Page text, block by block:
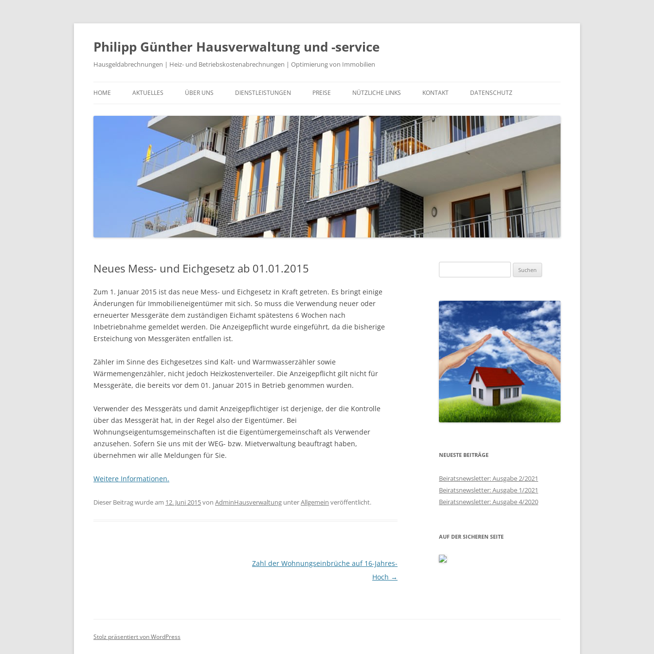
Philipp Günther Hausverwaltung und -service
Hausgeldabrechnungen | Heiz- und Betriebskostenabrechnungen | Optimierung von Immobilien
Inhalt
HOME AKTUELLES ÜBER UNS DIENSTLEISTUNGEN
HEIZKOSTENABRECHNUNGEN
BETRIEBSKOSTENABRECHNUNGEN
OPTIMIERUNG IHRER IMMOBILIE,
WEITERE SERVICES
PREISE NÜTZLICHE LINKS KONTAKT DATENSCHUTZ
Neues Mess- und Eichgesetz ab 01.01.2015
Zum 1. Januar 2015 ist das neue Mess- und Eichgesetz in Kraft getreten. Es bringt einige
Änderungen für Immobilieneigentümer mit sich. So muss die Verwendung neuer oder
erneuerter Messgeräte dem zuständigen Eichamt spätestens 6 Wochen nach
Inbetriebnahme gemeldet werden. Die Anzeigepflicht wurde eingeführt, da die bisherige
Ersteichung von Messgeräten entfallen ist.
Zähler im Sinne des Eichgesetzes sind Kalt- und Warmwasserzähler sowie
Wärmemengenzähler, nicht jedoch Heizkostenverteiler. Die Anzeigepflicht gilt nicht für
Messgeräte, die bereits vor dem 01. Januar 2015 in Betrieb genommen wurden.
Verwender des Messgeräts und damit Anzeigepflichtiger ist derjenige, der die Kontrolle
über das Messgerät hat, in der Regel also der Eigentümer. Bei
Wohnungseigentumsgemeinschaften ist die Eigentümergemeinschaft als Verwender
anzusehen. Sofern Sie uns mit der WEG- bzw. Mietverwaltung beauftragt haben,
übernehmen wir alle Meldungen für Sie.
Weitere Informationen.
Dieser Beitrag wurde am 12. Juni 2015von AdminHausverwaltung unterAllgemein veröffentlicht.
Zahl der Wohnungseinbrüche auf 16-Jahres-
Hoch →
nach:
NEUESTE BEITRÄGE
Beiratsnewsletter: Ausgabe 2/2021
Beiratsnewsletter: Ausgabe 1/2021
Beiratsnewsletter: Ausgabe 4/2020
AUF DER SICHEREN SEITE
Stolz präsentiert von WordPress